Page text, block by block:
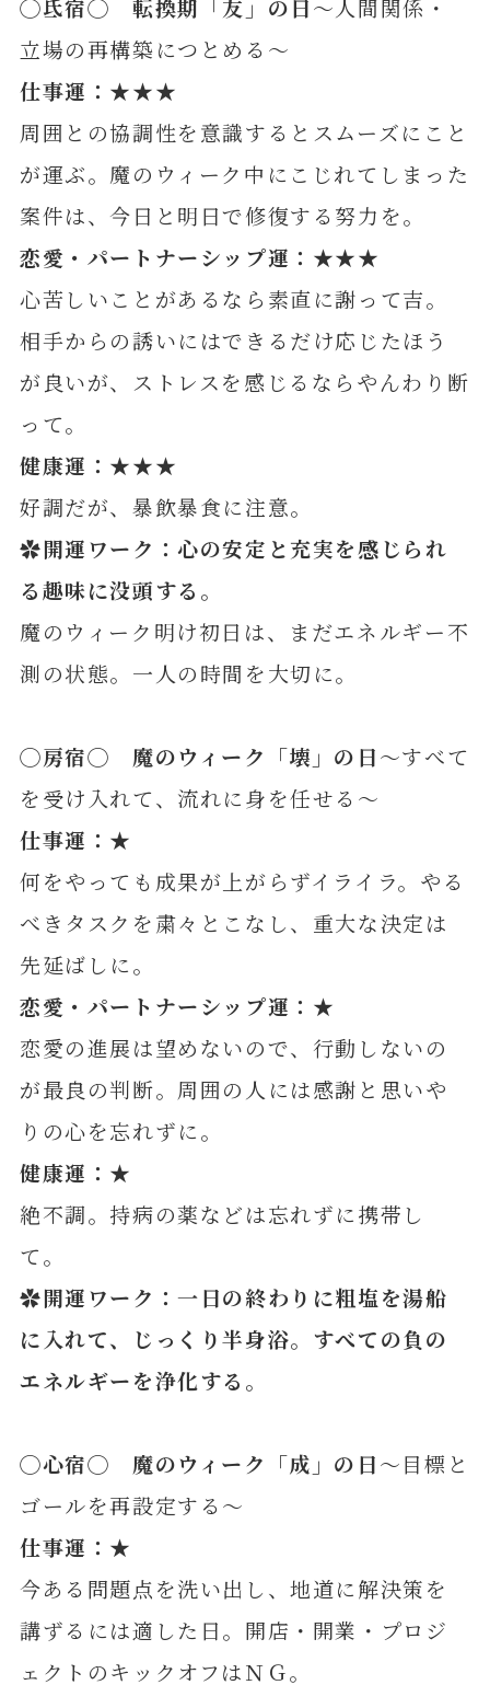
◯氐宿◯ 転換期「友」の日～人間関係・
立場の再構築につとめる～
仕事運：★★★
周囲との協調性を意識するとスムーズにこと
が運ぶ。魔のウィーク中にこじれてしまった
案件は、今日と明日で修復する努力を。
恋愛・パートナーシップ運：★★★
心苦しいことがあるなら素直に謝って吉。
相手からの誘いにはできるだけ応じたほう
が良いが、ストレスを感じるならやんわり断
って。
健康運：★★★
好調だが、暴飲暴食に注意。
✿開運ワーク：心の安定と充実を感じられ
る趣味に没頭する。
魔のウィーク明け初日は、まだエネルギー不
測の状態。一人の時間を大切に。
◯房宿◯ 魔のウィーク「壊」の日～すべて
を受け入れて、流れに身を任せる～
仕事運：★
何をやっても成果が上がらずイライラ。やる
べきタスクを粛々とこなし、重大な決定は
先延ばしに。
恋愛・パートナーシップ運：★
恋愛の進展は望めないので、行動しないの
が最良の判断。周囲の人には感謝と思いや
りの心を忘れずに。
健康運：★
絶不調。持病の薬などは忘れずに携帯し
て。
✿開運ワーク：一日の終わりに粗塩を湯船
に入れて、じっくり半身浴。すべての負の
エネルギーを浄化する。
◯心宿◯ 魔のウィーク「成」の日～目標と
ゴールを再設定する～
仕事運：★
今ある問題点を洗い出し、地道に解決策を
講ずるには適した日。開店・開業・プロジ
ェクトのキックオフはＮＧ。